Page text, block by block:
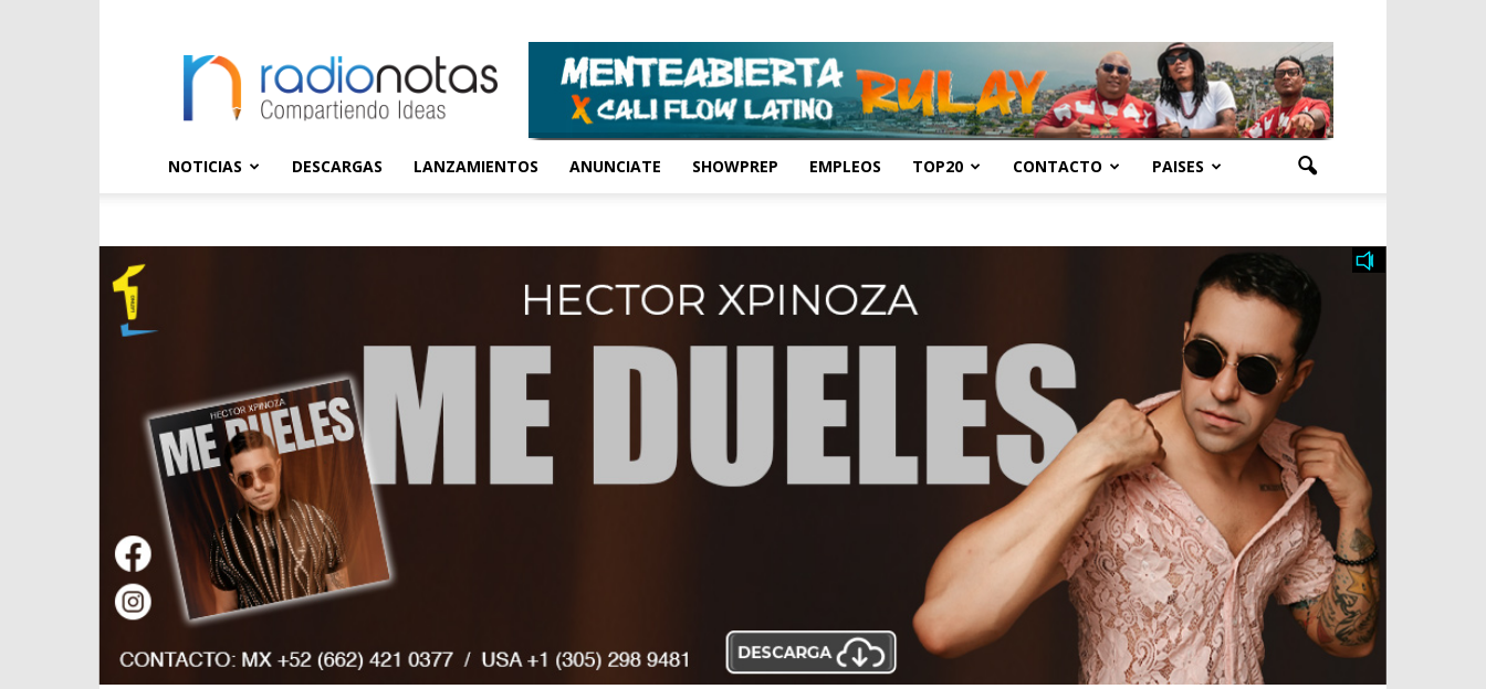
NOTICIAS DESCARGAS LANZAMIENTOS ANUNCIATE SHOWPREP EMPLEOS TOP20 CONTACTO PAISES